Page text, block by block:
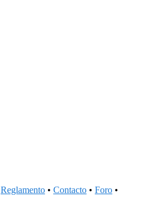
Reglamento • Contacto • Foro •